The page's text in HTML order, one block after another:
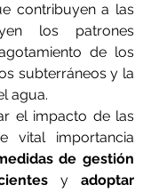
contribuyen a las
los patrones
de los
subterráneos y la
agua.
el impacto de las
vital importancia
de gestión
y adoptar